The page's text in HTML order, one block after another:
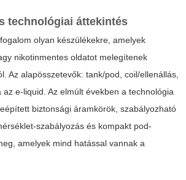
technológiai áttekintés
olyan készülékekre, amelyek
nikotinmentes oldatot melegítenek
Az alapösszetevők: tank/pod, coil/ellenállás,
e-liquid. Az elmúlt években a technológia
biztonsági áramkörök, szabályozható
szabályozás és kompakt pod-
amelyek mind hatással vannak a